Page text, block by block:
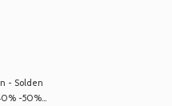
- Solden
-50%...